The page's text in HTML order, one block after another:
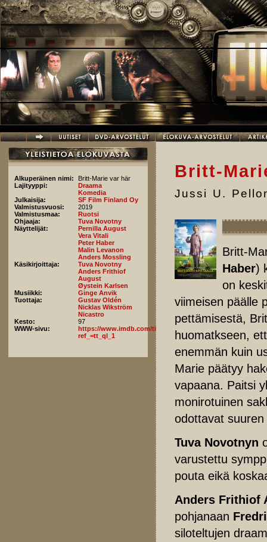
Hyppää pääsisältöön
Alkuperäinen nimi:
Britt-Marie var här
Lajityyppi:
Draama
Komedia
Julkaisija:
SF Film Finland Oy
Valmistusvuosi:
2019
Valmistusmaa:
Ruotsi
Ohjaaja:
Tuva Novotny
Näyttelijät:
Pernilla August
Vera Vitali
Peter Haber
Malin Levanon
Anders Mossling
Käsikirjoittaja:
Tuva Novotny
Anders Frithiof
August
Øystein Karlsen
Musiikki:
Ginge Anvik
Tuottaja:
Gustav Oldén
Nicklas Wikström
Nicastro
Kesto:
97
WWW-sivu:
https://www.imdb.com/title/tt8103160/fullcredits?
ref_=tt_ql_1
Britt-
Jussi U.
Britt-
Haber)
on
viimeisen päälle
pettämisestä,
huomatkseen,
enemmän kuin
Marie päätyy
vapaana. Paitsi
monirotuinen
odottavat
Tuva Novotnyn
varustettu
pouta eikä
Anders Frithiof
pohjanaan
siloteltujen